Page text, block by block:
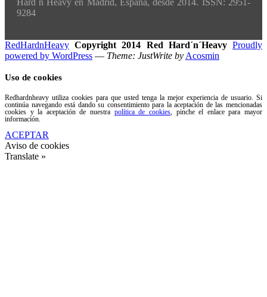
Hard´n´Heavy en Madrid, España, desde 2014. ISSN: 2951-
9284
RedHardnHeavy Copyright 2014 Red Hard´n´Heavy Proudly
powered by WordPress — Theme: JustWrite by Acosmin
Uso de cookies
Redhardnheavy utiliza cookies para que usted tenga la mejor experiencia de usuario. Si
continúa navegando está dando su consentimiento para la aceptación de las mencionadas
cookies y la aceptación de nuestra política de cookies, pinche el enlace para mayor
información.
ACEPTAR
Aviso de cookies
Translate »